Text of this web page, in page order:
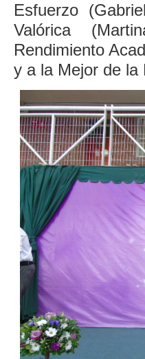
Esfuerzo
Valórica
Rendimiento
y a la Mejor de la